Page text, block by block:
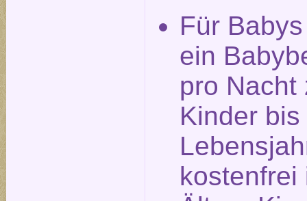
Für
ein
pro Nacht
Kinder
kostenfrei